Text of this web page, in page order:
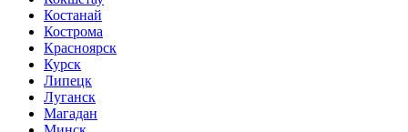
Костанай
Кострома
Красноярск
Курск
Липецк
Луганск
Магадан